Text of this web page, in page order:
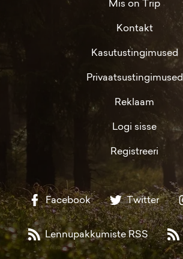
Mis on Trip
Kontakt
Kasutustingimused
Privaatsustingimused
Reklaam
Logi sisse
Registreeri
Facebook Twitter
Lennupakkumiste RSS